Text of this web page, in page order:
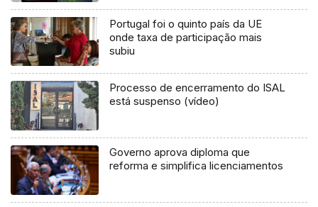
Portugal foi o quinto país da UE
onde taxa de participação mais
subiu
Processo de encerramento do ISAL
está suspenso (vídeo)
Governo aprova diploma que
reforma e simplifica licenciamentos